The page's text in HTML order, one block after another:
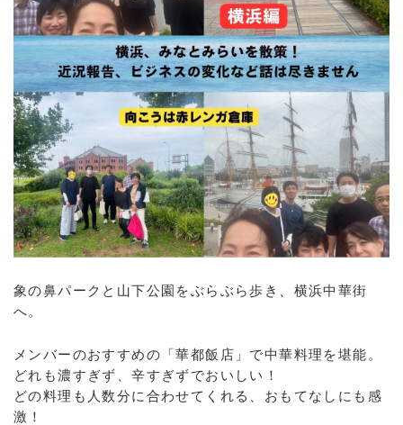
象の鼻パークと山下公園をぶらぶら歩き、横浜中華街
へ。
メンバーのおすすめの「華都飯店」で中華料理を堪能。
どれも濃すぎず、辛すぎずでおいしい！
どの料理も人数分に合わせてくれる、おもてなしにも感
激！